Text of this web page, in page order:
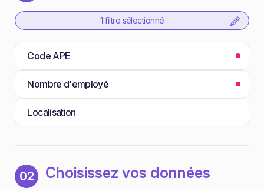
1 filtre sélectionné
Code APE
Nombre d'employé
Localisation
02 Choisissez vos données